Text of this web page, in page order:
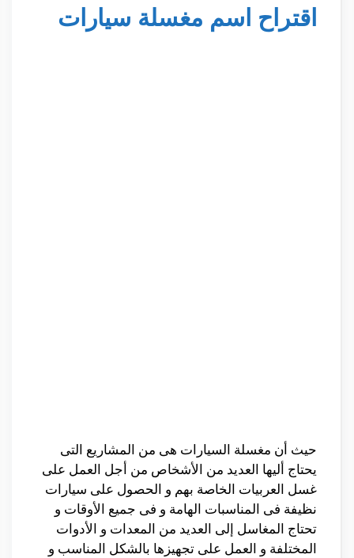
اقتراح اسم مغسلة سيارات
حيث أن مغسلة السيارات هى من المشاريع التى
يحتاج أليها العديد من الأشخاص من أجل العمل على
غسل العربيات الخاصة بهم و الحصول على سيارات
نظيفة فى المناسبات الهامة و فى جميع الأوقات و
تحتاج المغاسل إلى العديد من المعدات و الأدوات
المختلفة و العمل على تجهيزها بالشكل المناسب و